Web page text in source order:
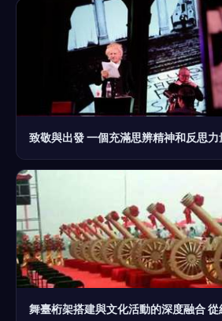
致敬與出發 一個充滿思辨精神和反思